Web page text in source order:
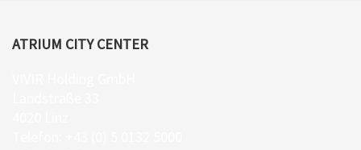
ATRIUM CITY CENTER